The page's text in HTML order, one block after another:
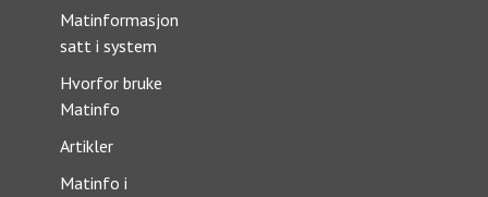
Matinformasjon
satt i system
Hvorfor bruke
Matinfo
Artikler
Matinfo i